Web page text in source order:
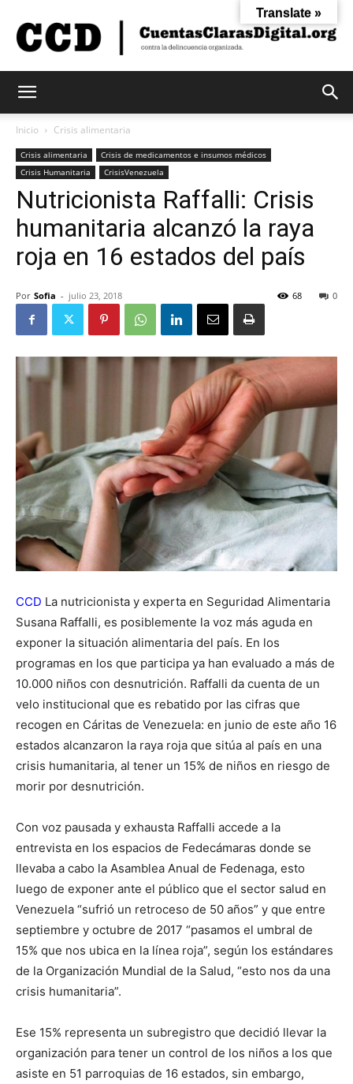
Digital
Inicio Crisis alimentaria
Crisis alimentaria
Crisis de medicamentos e insumos médicos
Crisis Humanitaria
CrisisVenezuela
Nutricionista Raffalli: Crisis
humanitaria alcanzó la raya
roja en 16 estados del país
Por Sofia - julio 23, 2018 0
68
CCD La nutricionista y experta en Seguridad Alimentaria
Susana Raffalli, es posiblemente la voz más aguda en
exponer la situación alimentaria del país. En los
programas en los que participa ya han evaluado a más de
10.000 niños con desnutrición. Raffalli da cuenta de un
velo institucional que es rebatido por las cifras que
recogen en Cáritas de Venezuela: en junio de este año 16
estados alcanzaron la raya roja que sitúa al país en una
crisis humanitaria, al tener un 15% de niños en riesgo de
morir por desnutrición.
Con voz pausada y exhausta Raffalli accede a la
entrevista en los espacios de Fedecámaras donde se
llevaba a cabo la Asamblea Anual de Fedenaga, esto
luego de exponer ante el público que el sector salud en
Venezuela “sufrió un retroceso de 50 años” y que entre
septiembre y octubre de 2017 “pasamos el umbral de
15% que nos ubica en la línea roja”, según los estándares
de la Organización Mundial de la Salud, “esto nos da una
crisis humanitaria”.
Ese 15% representa un subregistro que decidió llevar la
organización para tener un control de los niños a los que
asiste en 51 parroquias de 16 estados, sin embargo,
Translate »